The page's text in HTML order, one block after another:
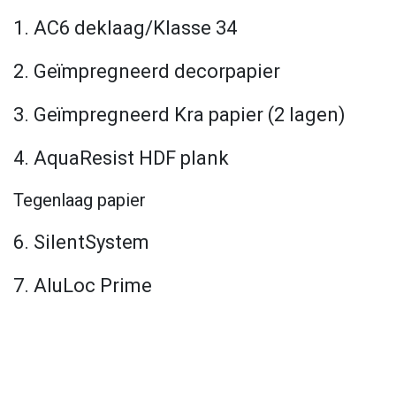
1. AC6 deklaag/Klasse 34
2. Geïmpregneerd decorpapier
3. Geïmpregneerd Kra papier (2 lagen)
4. AquaResist HDF plank
Tegenlaag papier
6. SilentSystem
7. AluLoc Prime